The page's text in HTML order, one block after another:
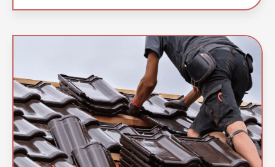
Kalkulationsdaten für alle Leistungen in
Dachdeckerarbeiten:
001 Gerüstarbeiten
016 Zimmer- und Holzbauarbeiten
020 Dachdeckungsarbeiten
021 Dachabdichtungsarbeiten
022 Klempnerarbeiten